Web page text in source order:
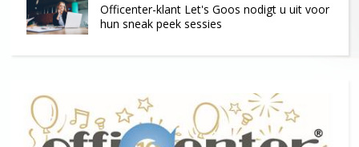
Officenter-klant Let's Goos nodigt u uit voor
hun sneak peek sessies